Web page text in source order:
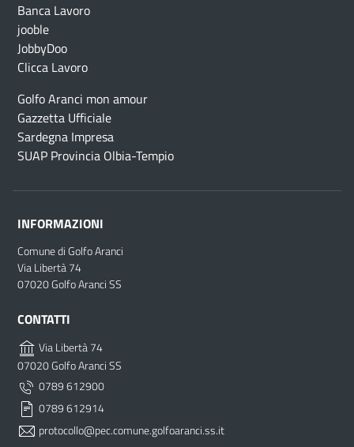
Banca Lavoro
jooble
JobbyDoo
Clicca Lavoro
Golfo Aranci mon amour
Gazzetta Ufficiale
Sardegna Impresa
SUAP Provincia Olbia-Tempio
INFORMAZIONI
Comune di Golfo Aranci
Via Libertà 74
07020 Golfo Aranci SS
CONTATTI
Via Libertà 74
07020 Golfo Aranci SS
0789 612900
0789 612914
protocollo@pec.comune.golfoaranci.ss.it